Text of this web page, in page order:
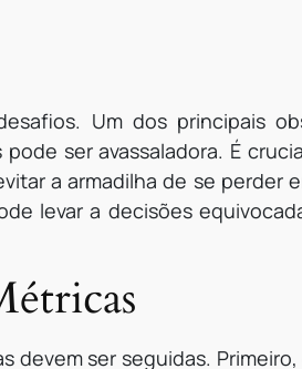
Um dos principais
ser avassaladora. É
a armadilha de se perder
levar a decisões
devem ser seguidas.